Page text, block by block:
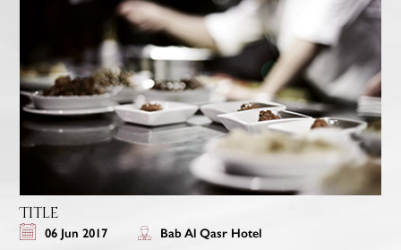
Title
06 Jun 2017 Bab Al Qasr Hotel